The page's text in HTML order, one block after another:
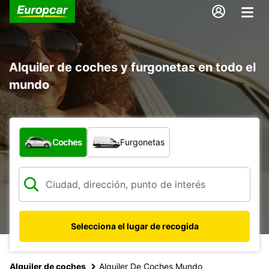
Alquiler de coches y furgonetas en todo el
mundo
¿Qué tipo de vehículo?
Coches Furgonetas
Selecciona el lugar de recogida
Alquiler de coches Alquiler De Coches Mundo